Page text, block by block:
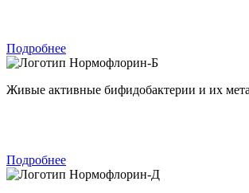
Подробнее
Нормофлорин-Б
Живые активные бифидобактерии и их
Подробнее
Нормофлорин-Д